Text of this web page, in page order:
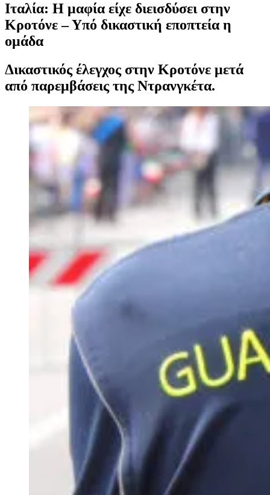
Ιταλία: Η μαφία είχε διεισδύσει στην
Κροτόνε – Υπό δικαστική εποπτεία η
ομάδα
Δικαστικός έλεγχος στην Κροτόνε μετά
από παρεμβάσεις της Ντρανγκέτα.